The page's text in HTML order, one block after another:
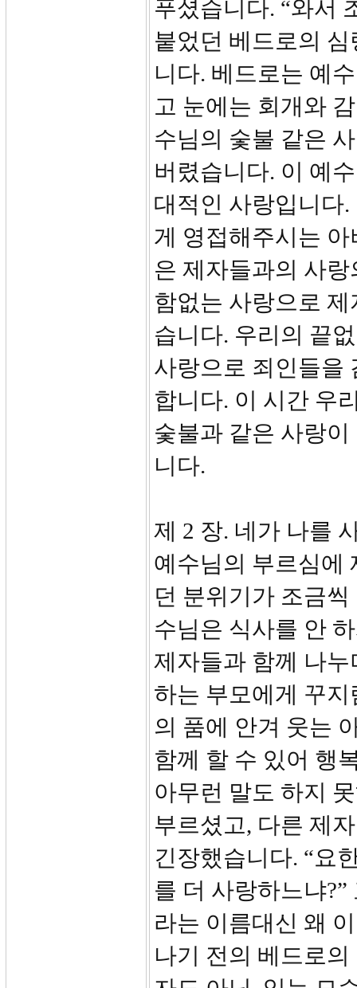
푸셨습니다. “와서
붙었던 베드로의
니다. 베드로는 예
고 눈에는 회개와
수님의 숯불 같은
버렸습니다. 이 예
대적인 사랑입니다
게 영접해주시는
은 제자들과의 사
함없는 사랑으로
습니다. 우리의 끝
사랑으로 죄인들을
합니다. 이 시간 우
숯불과 같은 사랑
니다.
제 2 장. 네가 나를
예수님의 부르심에
던 분위기가 조금
수님은 식사를 안
제자들과 함께 나
하는 부모에게 꾸
의 품에 안겨 웃는
함께 할 수 있어 행
아무런 말도 하지
부르셨고, 다른 제
긴장했습니다. “요
를 더 사랑하느냐
라는 이름대신 왜
나기 전의 베드로